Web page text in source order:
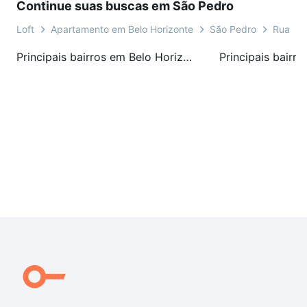
Continue suas buscas em São Pedro
Loft Apartamento em Belo Horizonte São Pedro Rua
Principais bairros em Belo Horizonte, MG